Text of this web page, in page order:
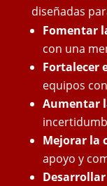
diseñadas
Fomentar
con una
Fortalecer
equipos
Aumentar
Mejorar la
apoyo y